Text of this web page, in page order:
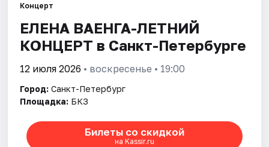
Концерт
ЕЛЕНА ВАЕНГА-ЛЕТНИЙ
КОНЦЕРТ в Санкт-Петербурге
12 июля 2026 • воскресенье • 19:00
Город: Санкт-Петербург
Площадка: БКЗ
Билеты со скидкой
на Kassir.ru